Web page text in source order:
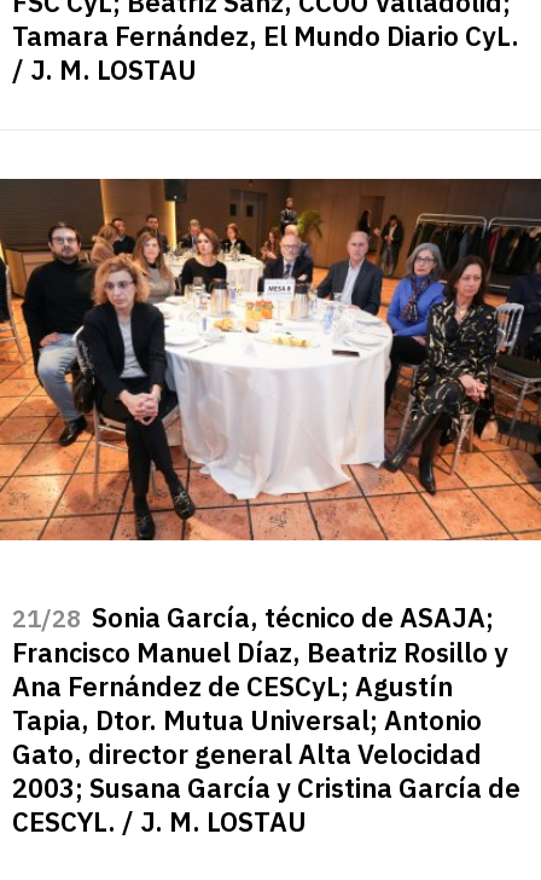
Tamara Fernández, El Mundo Diario CyL.
/ J. M. LOSTAU
/28 Sonia García, técnico de ASAJA;
Francisco Manuel Díaz, Beatriz Rosillo y
Ana Fernández de CESCyL; Agustín
Tapia, Dtor. Mutua Universal; Antonio
Gato, director general Alta Velocidad
2003; Susana García y Cristina García de
CESCYL. / J. M. LOSTAU